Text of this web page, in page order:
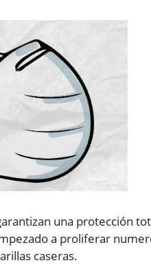
una protección
a proliferar
caseras.